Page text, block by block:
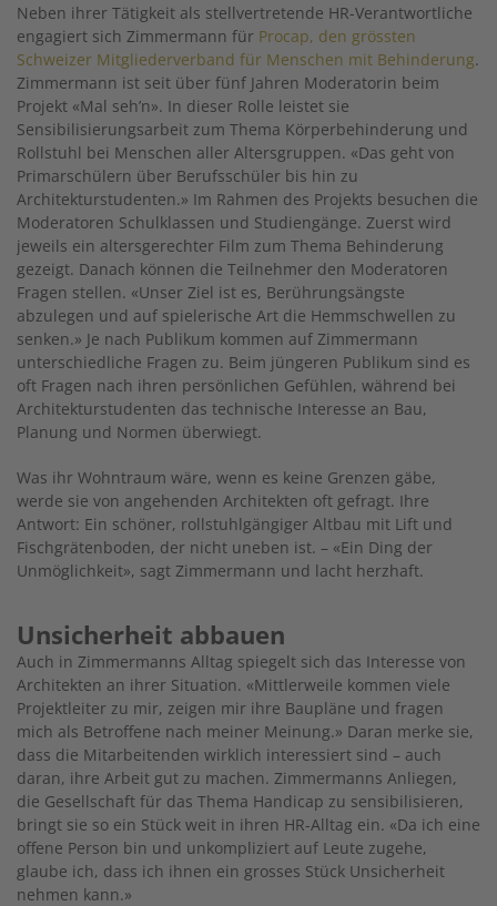
Neben ihrer Tätigkeit als stellvertretende HR-Verantwortliche
engagiert sich Zimmermann für Procap, den grössten
Schweizer Mitgliederverband für Menschen mit Behinderung.
Zimmermann ist seit über fünf Jahren Moderatorin beim
Projekt «Mal seh’n». In dieser Rolle leistet sie
Sensibilisierungsarbeit zum Thema Körperbehinderung und
Rollstuhl bei Menschen aller Altersgruppen. «Das geht von
Primarschülern über Berufsschüler bis hin zu
Architekturstudenten.» Im Rahmen des Projekts besuchen die
Moderatoren Schulklassen und Studiengänge. Zuerst wird
jeweils ein altersgerechter Film zum Thema Behinderung
gezeigt. Danach können die Teilnehmer den Moderatoren
Fragen stellen. «Unser Ziel ist es, Berührungsängste
abzulegen und auf spielerische Art die Hemmschwellen zu
senken.» Je nach Publikum kommen auf Zimmermann
unterschiedliche Fragen zu. Beim jüngeren Publikum sind es
oft Fragen nach ihren persönlichen Gefühlen, während bei
Architekturstudenten das technische Interesse an Bau,
Planung und Normen überwiegt.
Was ihr Wohntraum wäre, wenn es keine Grenzen gäbe,
werde sie von angehenden Architekten oft gefragt. Ihre
Antwort: Ein schöner, rollstuhlgängiger Altbau mit Lift und
Fischgrätenboden, der nicht uneben ist. – «Ein Ding der
Unmöglichkeit», sagt Zimmermann und lacht herzhaft.
Unsicherheit abbauen
Auch in Zimmermanns Alltag spiegelt sich das Interesse von
Architekten an ihrer Situation. «Mittlerweile kommen viele
Projektleiter zu mir, zeigen mir ihre Baupläne und fragen
mich als Betroffene nach meiner Meinung.» Daran merke sie,
dass die Mitarbeitenden wirklich interessiert sind – auch
daran, ihre Arbeit gut zu machen. Zimmermanns Anliegen,
die Gesellschaft für das Thema Handicap zu sensibilisieren,
bringt sie so ein Stück weit in ihren HR-Alltag ein. «Da ich eine
offene Person bin und unkompliziert auf Leute zugehe,
glaube ich, dass ich ihnen ein grosses Stück Unsicherheit
nehmen kann.»